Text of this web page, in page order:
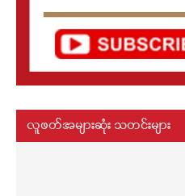
လူဖတ်အများဆုံး သတင်းများ